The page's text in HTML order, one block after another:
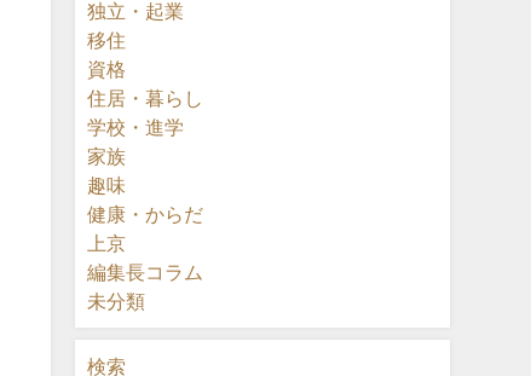
独立・起業
移住
資格
住居・暮らし
学校・進学
家族
趣味
健康・からだ
上京
編集長コラム
未分類
検索